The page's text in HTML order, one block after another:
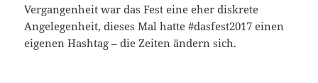
Vergangenheit war das Fest eine eher diskrete
Angelegenheit, dieses Mal hatte #dasfest2017 einen
eigenen Hashtag – die Zeiten ändern sich.